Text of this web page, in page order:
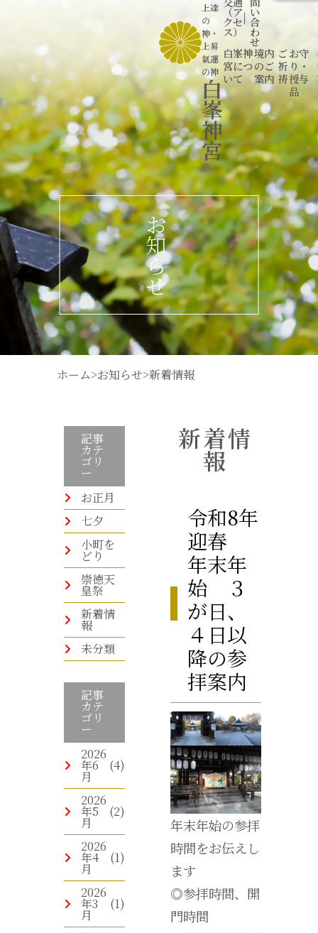
上達
の
神 ・
上昇
氣運
の神
白
峯
神
宮
（ア
クセ
ス）
| い
合
わ
せ
白峯神
宮につ
いて
境内
のご
案内
ご
祈
祷
お守
り・
授与
品
お
知
ら
せ
ホーム>お知らせ>新着情報
記事
カテ
ゴリ
ー
お正月
七夕
小町を
どり
崇徳天
皇祭
新着情
報
未分類
記事
カテ
ゴリ
ー
2026
年6
月
(4)
2026
年5
月
(2)
2026
年4
月
(1)
2026
年3
月
(1)
新着情
報
令和8年
迎春
年末年
始 ３
が日、
４日以
降の参
拝案内
年末年始の参拝
時間をお伝えし
ます
◎参拝時間、開
門時間